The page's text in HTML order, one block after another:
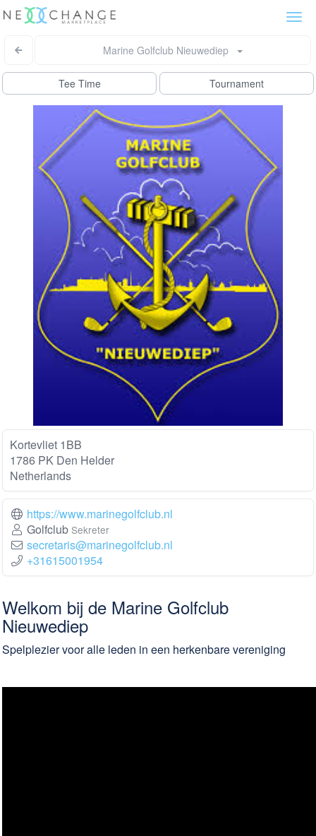
Marine Golfclub Nieuwediep
Tee Time Tournament
Kortevliet 1BB
1786 PK Den Helder
Netherlands
https://www.marinegolfclub.nl
Golfclub Sekreter
secretaris@marinegolfclub.nl
+31615001954
Welkom bij de Marine Golfclub
Nieuwediep
Spelplezier voor alle leden in een herkenbare vereniging